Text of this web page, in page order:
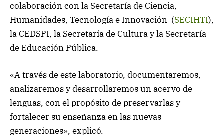
colaboración con la Secretaría de Ciencia,
Humanidades, Tecnología e Innovación (SECIHTI),
la CEDSPI, la Secretaría de Cultura y la Secretaría
de Educación Pública.
«A través de este laboratorio, documentaremos,
analizaremos y desarrollaremos un acervo de
lenguas, con el propósito de preservarlas y
fortalecer su enseñanza en las nuevas
generaciones», explicó.